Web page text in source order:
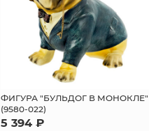
ФИГУРА "БУЛЬДОГ В МОНОКЛЕ"
(9580-022)
5 394 ₽